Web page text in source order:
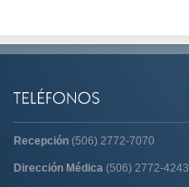
Recepción (506) 2772-7070
Dirección Médica (506) 2772-4243